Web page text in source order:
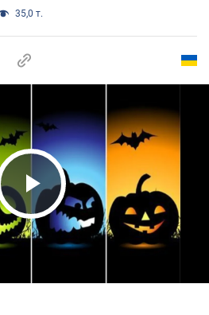
35,0 т.
Play Video